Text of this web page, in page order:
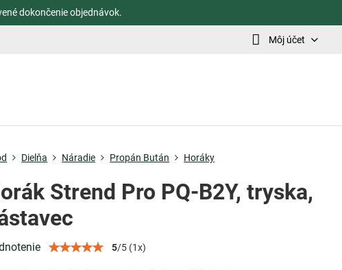
dokončenie objednávok.
Môj účet
Dielňa Náradie Propán Bután Horáky
Strend Pro PQ-B2Y, tryska,
5/5 (1x)